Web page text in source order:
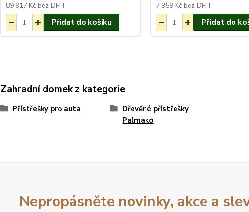
89 917 Kč bez DPH
Přidat do košíku
7 959 Kč bez DPH
Přidat do
Zahradní domek z kategorie
Přístřešky pro auta
Dřevěné přístřešky
Palmako
Nepropásněte novinky, akce a